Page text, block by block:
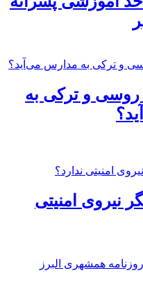
روسی و ترکی به
نیروی امنیتی